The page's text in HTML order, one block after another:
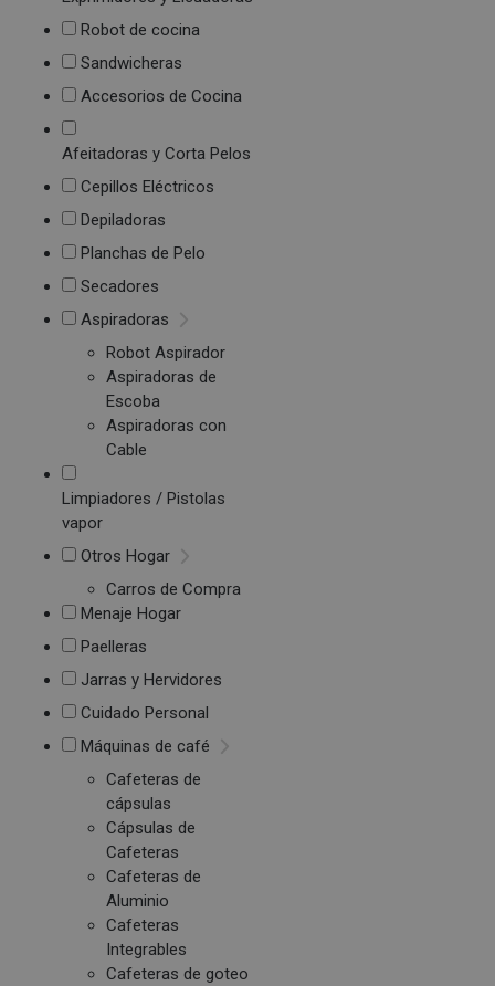
Robot de cocina
Sandwicheras
Accesorios de Cocina
Afeitadoras y Corta Pelos
Cepillos Eléctricos
Depiladoras
Planchas de Pelo
Secadores
Aspiradoras
Robot Aspirador
Aspiradoras de
Escoba
Aspiradoras con
Cable
Limpiadores / Pistolas
vapor
Otros Hogar
Carros de Compra
Menaje Hogar
Paelleras
Jarras y Hervidores
Cuidado Personal
Máquinas de café
Cafeteras de
cápsulas
Cápsulas de
Cafeteras
Cafeteras de
Aluminio
Cafeteras
Integrables
Cafeteras de goteo